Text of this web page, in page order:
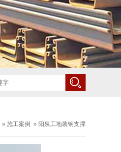
» 施工案例 » 阳泉工地装钢支撑